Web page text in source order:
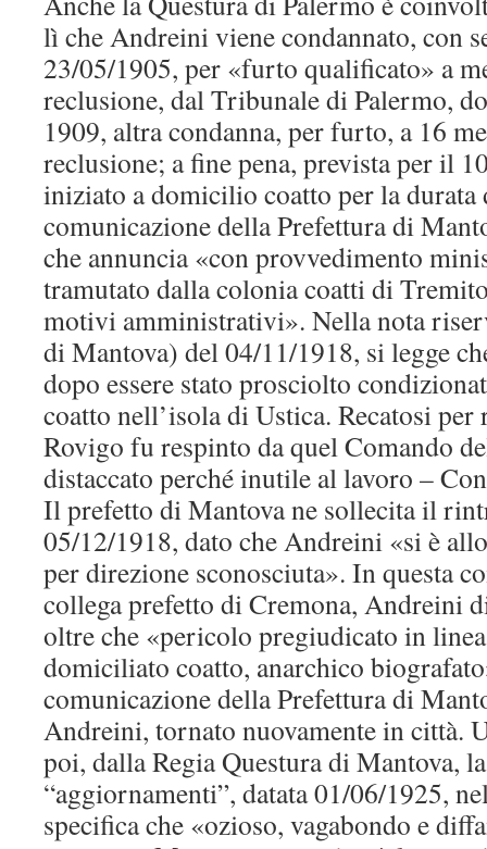
lì che Andreini viene condannato, con
23/05/1905, per «furto qualificato» a
reclusione, dal Tribunale di Palermo,
1909, altra condanna, per furto, a 16
reclusione; a fine pena, prevista per il
iniziato a domicilio coatto per la durata
comunicazione della Prefettura di
che annuncia «con provvedimento
tramutato dalla colonia coatti di
motivi amministrativi». Nella nota
di Mantova) del 04/11/1918, si legge
dopo essere stato prosciolto
coatto nell’isola di Ustica. Recatosi
Rovigo fu respinto da quel Comando
distaccato perché inutile al lavoro –
Il prefetto di Mantova ne sollecita il
05/12/1918, dato che Andreini «si è
per direzione sconosciuta». In questa
collega prefetto di Cremona, Andreini
oltre che «pericolo pregiudicato in
domiciliato coatto, anarchico
comunicazione della Prefettura di
Andreini, tornato nuovamente in città.
poi, dalla Regia Questura di Mantova,
“aggiornamenti”, datata 01/06/1925,
specifica che «ozioso, vagabondo e